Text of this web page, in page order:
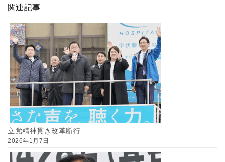
関連記事
立党精神貫き改革断行
2026年1月7日